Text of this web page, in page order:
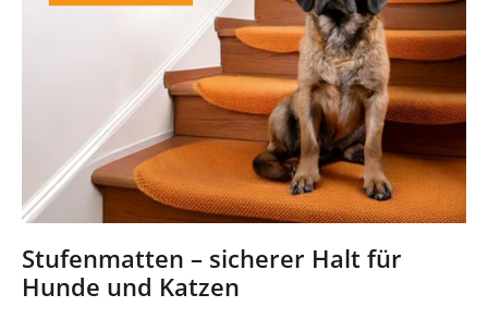
Stufenmatten – sicherer Halt für
Hunde und Katzen